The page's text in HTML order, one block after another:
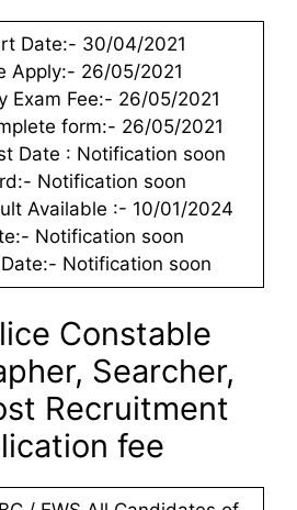
Date:- 30/04/2021
Apply:- 26/05/2021
Exam Fee:- 26/05/2021
form:- 26/05/2021
Date : Notification soon
Notification soon
Available :- 10/01/2024
Notification soon
Notification soon
Constable
Searcher,
Recruitment
fee